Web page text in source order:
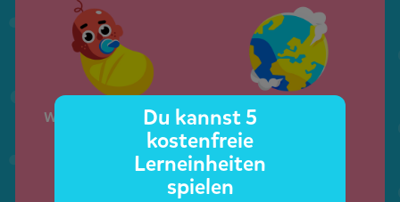
Weihnachtsgeschichte Tag der Erde
Du kannst 5
kostenfreie
Lerneinheiten
spielen